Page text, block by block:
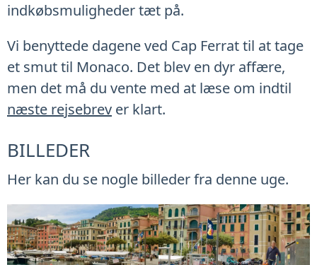
indkøbsmuligheder tæt på.
Vi benyttede dagene ved Cap Ferrat til at tage
et smut til Monaco. Det blev en dyr affære,
men det må du vente med at læse om indtil
næste rejsebrev er klart.
BILLEDER
Her kan du se nogle billeder fra denne uge.